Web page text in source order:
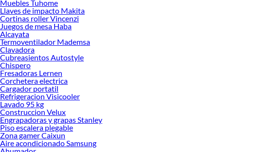
Muebles Tuhome
Llaves de impacto Makita
Cortinas roller Vincenzi
Juegos de mesa Haba
Alcayata
Termoventilador Mademsa
Clavadora
Cubreasientos Autostyle
Chispero
Fresadoras Lernen
Corchetera electrica
Cargador portatil
Refrigeracion Visicooler
Lavado 95 kg
Construccion Velux
Engrapadoras y grapas Stanley
Piso escalera plegable
Zona gamer Caixun
Aire acondicionado Samsung